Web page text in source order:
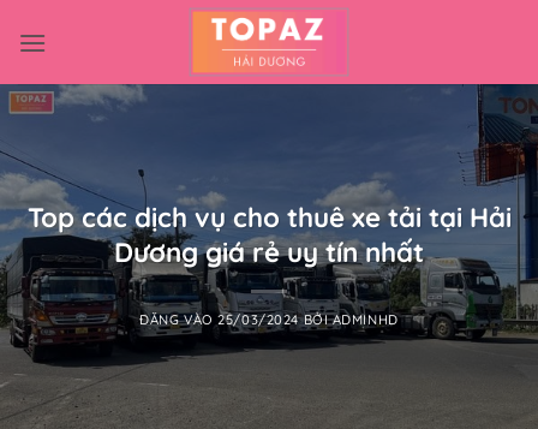
qua
dung
Top các dịch vụ cho thuê xe tải tại Hải
Dương giá rẻ uy tín nhất
ĐĂNG VÀO25/03/2024 BỞIADMINHD